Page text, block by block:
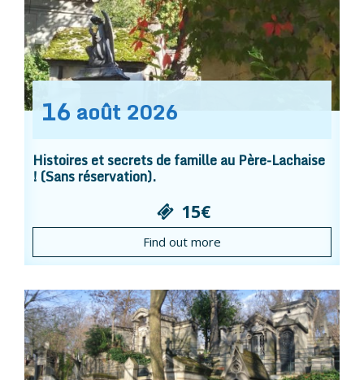
16 août 2026
Histoires et secrets de famille au Père-Lachaise
! (Sans réservation).
15€
Find out more